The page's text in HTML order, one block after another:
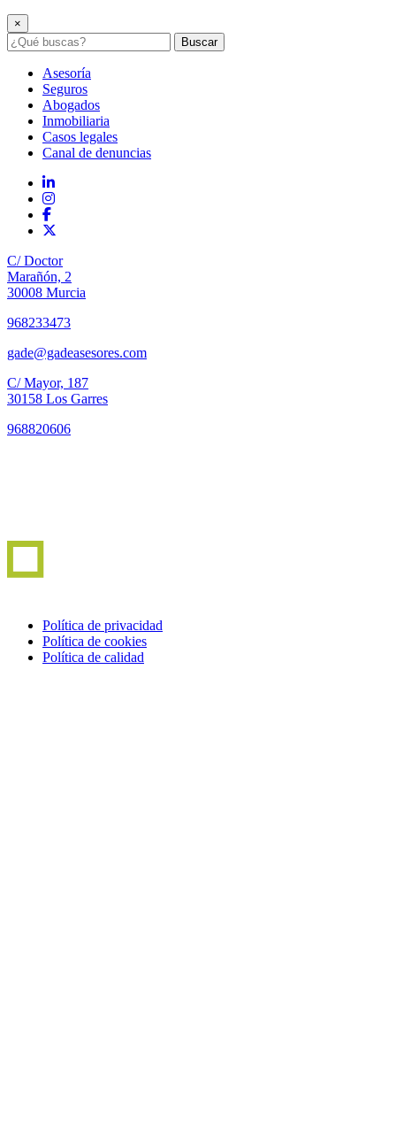
×
Buscar
Asesoría
Seguros
Abogados
Inmobiliaria
Casos legales
Canal de denuncias
C/ Doctor
Marañón, 2
30008 Murcia
968233473
gade@gadeasesores.com
C/ Mayor, 187
30158 Los Garres
968820606
Política de privacidad
Política de cookies
Política de calidad